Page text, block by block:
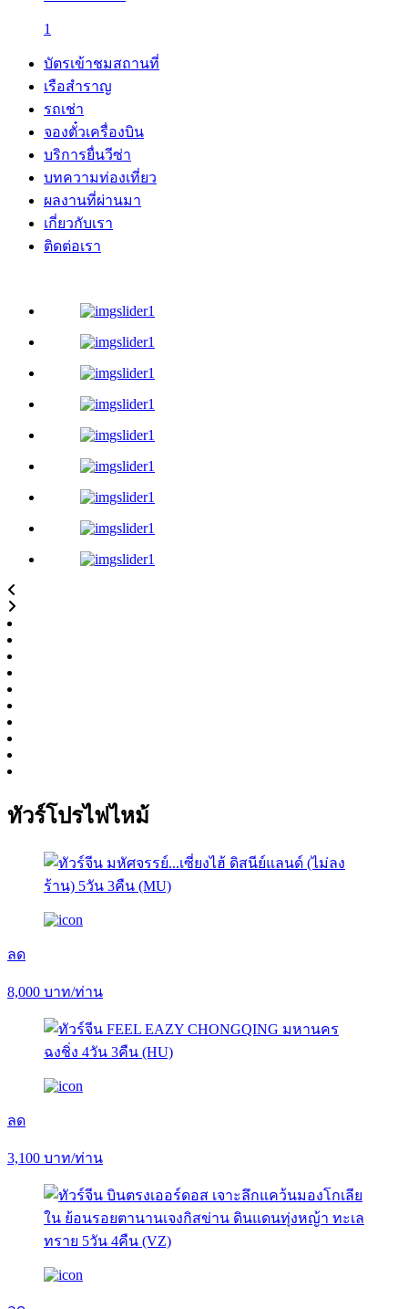
1
บัตรเข้าชมสถานที่
เรือสำราญ
รถเช่า
จองตั๋วเครื่องบิน
บริการยื่นวีซ่า
บทความท่องเที่ยว
ผลงานที่ผ่านมา
เกี่ยวกับเรา
ติดต่อเรา
ทัวร์โปรไฟไหม้
ลด
8,000 บาท/ท่าน
ลด
3,100 บาท/ท่าน